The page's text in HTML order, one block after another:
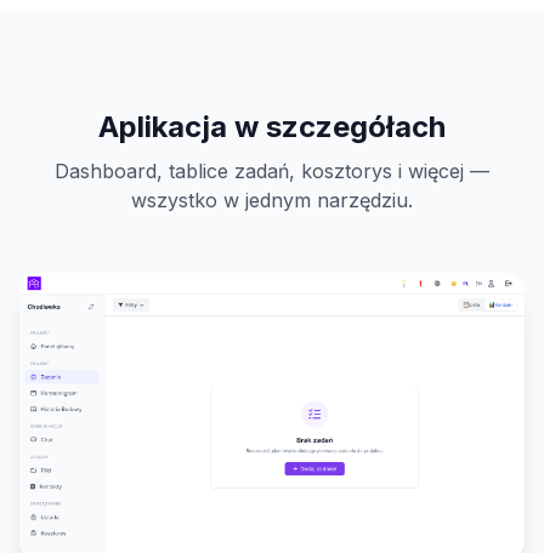
Aplikacja w szczegółach
Dashboard, tablice zadań, kosztorys i więcej —
wszystko w jednym narzędziu.